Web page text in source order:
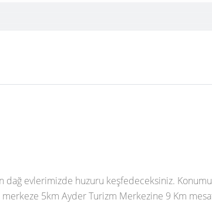
dağ evlerimizde huzuru keşfedeceksiniz.
5km Ayder Turizm Merkezine 9 Km